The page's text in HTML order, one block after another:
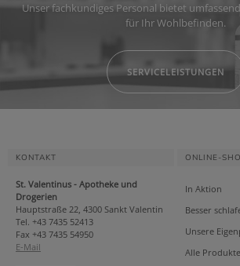
Unser fachkundiges Personal bietet
für Ihr Wohlbefinden.
SERVICELEISTUNGEN
KONTAKT
St. Valentinus - Apotheke und
Drogerien
Hauptstraße 22, 4300 Sankt Valentin
Tel. +43 7435 52413
Fax +43 7435 54950
E-Mail
ONLINE-
In Aktion
Besser
Unsere
Alle Produkte